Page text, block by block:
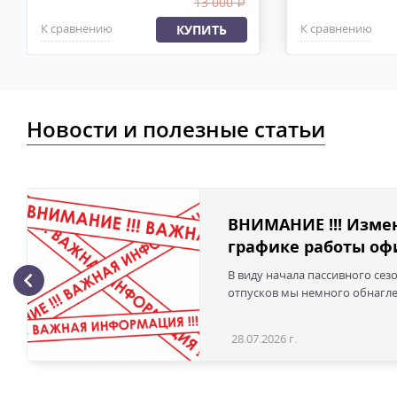
.
К сравнению КУПИТЬ К сравнению
Новости и полезные статьи
ВНИМАНИЕ !!!
графике работы
В виду начала пассивного
отпусков мы немного
28.07.2026 г.